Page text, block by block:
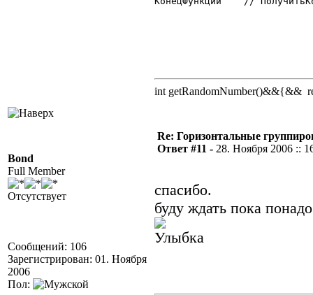
int getRandomNumber()&&{&&
Bond
Full Member
Отсутствует
Сообщений: 106
Зарегистрирован: 01. Ноября
2006
Пол:
Re: Горизонтальные
Ответ #11 - 28. Ноября 2006 ::
спасибо.
буду ждать пока